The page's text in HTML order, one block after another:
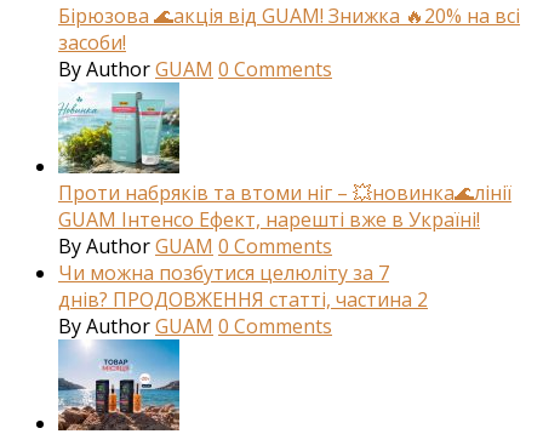
Бірюзова 🌊акція від GUAM! Знижка 🔥20% на всі
засоби!
ByAuthorGUAM 0 Comments
Проти набряків та втоми ніг – 💥новинка🌊лінії
GUAM Інтенсо Ефект, нарешті вже в Україні!
ByAuthorGUAM 0 Comments
Чи можна позбутися целюліту за 7
днів? ПРОДОВЖЕННЯ статті, частина 2
ByAuthorGUAM 0 Comments